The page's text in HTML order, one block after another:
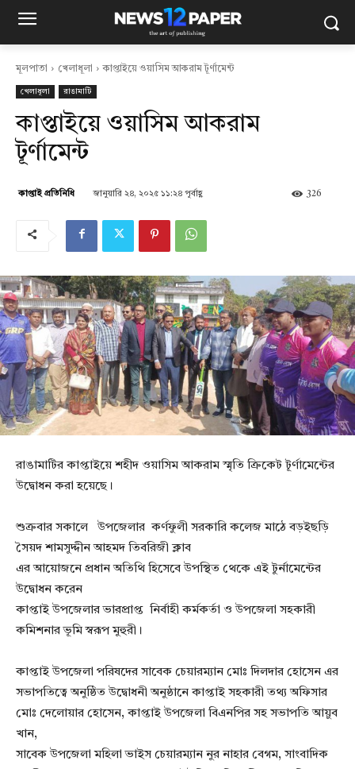
মূলপাতা খেলাধূলা কাপ্তাইয়ে ওয়াসিম আকরাম টূর্ণামেন্ট
খেলাধূলা রাঙামাটি
কাপ্তাইয়ে ওয়াসিম আকরাম
টূর্ণামেন্ট
কাপ্তাই প্রতিনিধি জানুয়ারি ২৪, ২০২৫ ১১:২৪ পূর্বাহ্ণ 326
রাঙামাটির কাপ্তাইয়ে শহীদ ওয়াসিম আকরাম স্মৃতি ক্রিকেট টূর্ণামেন্টের
উদ্বোধন করা হয়েছে।
শুক্রবার সকালে উপজেলার কর্ণফুলী সরকারি কলেজ মাঠে বড়ইছড়ি
সৈয়দ শামসুদ্দীন আহমদ তিবরিজী ক্লাব
এর আয়োজনে প্রধান অতিথি হিসেবে উপস্থিত থেকে এই টুর্নামেন্টের
উদ্বোধন করেন
কাপ্তাই উপজেলার ভারপ্রাপ্ত নির্বাহী কর্মকর্তা ও উপজেলা সহকারী
কমিশনার ভূমি স্বরূপ মুহুরী।
কাপ্তাই উপজেলা পরিষদের সাবেক চেয়ারম্যান মোঃ দিলদার হোসেন এর
সভাপতিত্বে অনুষ্ঠিত উদ্বোধনী অনুষ্ঠানে কাপ্তাই সহকারী তথ্য অফিসার
মোঃ দেলোয়ার হোসেন, কাপ্তাই উপজেলা বিএনপির সহ সভাপতি আয়ুব
খান,
সাবেক উপজেলা মহিলা ভাইস চেয়ারম্যান নুর নাহার বেগম, সাংবাদিক